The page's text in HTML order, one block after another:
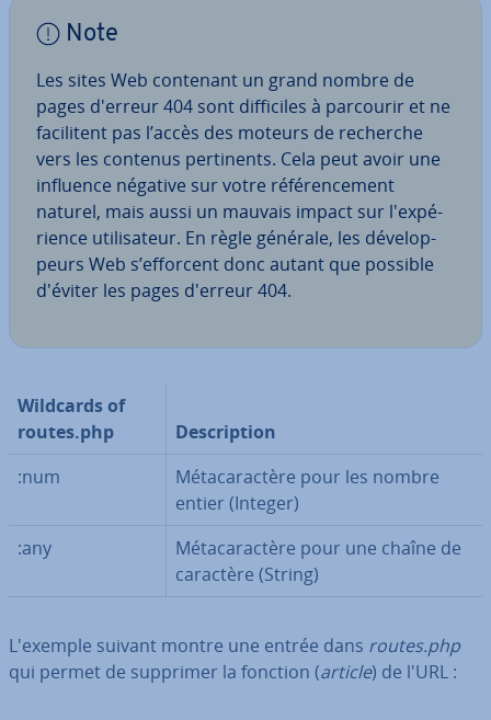
Note
Les sites Web contenant un grand nombre de
pages d'erreur 404 sont dif­fi­ciles à parcourir et ne
fa­ci­li­tent pas l’accès des moteurs de recherche
vers les contenus per­ti­nents. Cela peut avoir une
influence négative sur votre ré­fé­ren­ce­ment
naturel, mais aussi un mauvais impact sur l'ex­pé­
rience uti­li­sa­teur. En règle générale, les dé­ve­lop­
peurs Web s’efforcent donc autant que possible
d'éviter les pages d'erreur 404.
Wildcards of
routes.php
Des­crip­tion
:num
Mé­ta­ca­rac­tère pour les nombre
entier (Integer)
:any
Mé­ta­ca­rac­tère pour une chaîne de
caractère (String)
L'exemple suivant montre une entrée dans routes.php
qui permet de supprimer la fonction (article) de l'URL :